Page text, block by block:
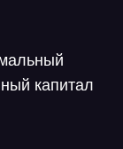
капитал